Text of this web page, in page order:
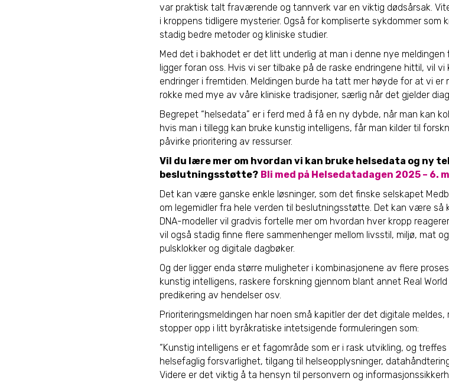
var praktisk talt fraværende og tannverk var en viktig dødsårsak.
i kroppens tidligere mysterier. Også for kompliserte sykdommer
stadig bedre metoder og kliniske studier.
Med det i bakhodet er det litt underlig at man i denne nye
ligger foran oss. Hvis vi ser tilbake på de raske endringene hittil, vil
endringer i fremtiden. Meldingen burde ha tatt mer høyde for at vi er
rokke med mye av våre kliniske tradisjoner, særlig når det gjelder
Begrepet “helsedata” er i ferd med å få en ny dybde, når man kan
hvis man i tillegg kan bruke kunstig intelligens, får man kilder til
påvirke prioritering av ressurser.
Vil du lære mer om hvordan vi kan bruke helsedata og ny
beslutningsstøtte? Bli med på Helsedatadagen 2025 – 6.
Det kan være ganske enkle løsninger, som det finske selskapet
om legemidler fra hele verden til beslutningsstøtte. Det kan være så
DNA-modeller vil gradvis fortelle mer om hvordan hver kropp
vil også stadig finne flere sammenhenger mellom livsstil, miljø, mat
pulsklokker og digitale dagbøker.
Og der ligger enda større muligheter i kombinasjonene av flere
kunstig intelligens, raskere forskning gjennom blant annet Real
predikering av hendelser osv.
Prioriteringsmeldingen har noen små kapitler der det digitale
stopper opp i litt byråkratiske intetsigende formuleringen som:
“Kunstig intelligens er et fagområde som er i rask utvikling, og
helsefaglig forsvarlighet, tilgang til helseopplysninger,
Videre er det viktig å ta hensyn til personvern og